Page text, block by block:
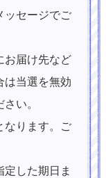
ッセージでご
お届け先など
は当選を無効
い。
なります。ご
定した期日ま